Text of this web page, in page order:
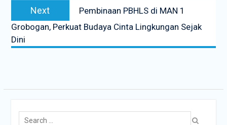
Next
Pembinaan PBHLS di MAN 1
Grobogan, Perkuat Budaya Cinta Lingkungan Sejak
Dini